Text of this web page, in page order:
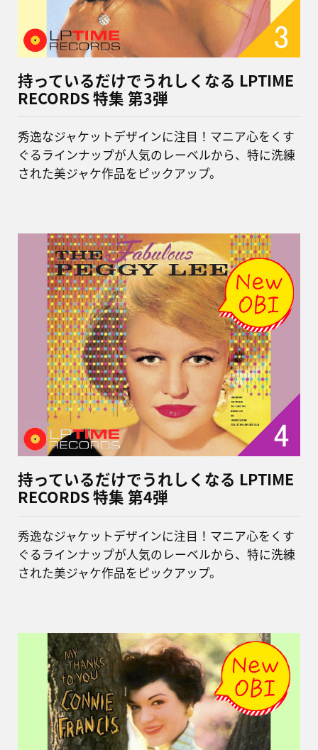
持っているだけでうれしくなる LPTIME
RECORDS 特集 第3弾
秀逸なジャケットデザインに注目！マニア心をくす
ぐるラインナップが人気のレーベルから、特に洗練
された美ジャケ作品をピックアップ。
持っているだけでうれしくなる LPTIME
RECORDS 特集 第4弾
秀逸なジャケットデザインに注目！マニア心をくす
ぐるラインナップが人気のレーベルから、特に洗練
された美ジャケ作品をピックアップ。